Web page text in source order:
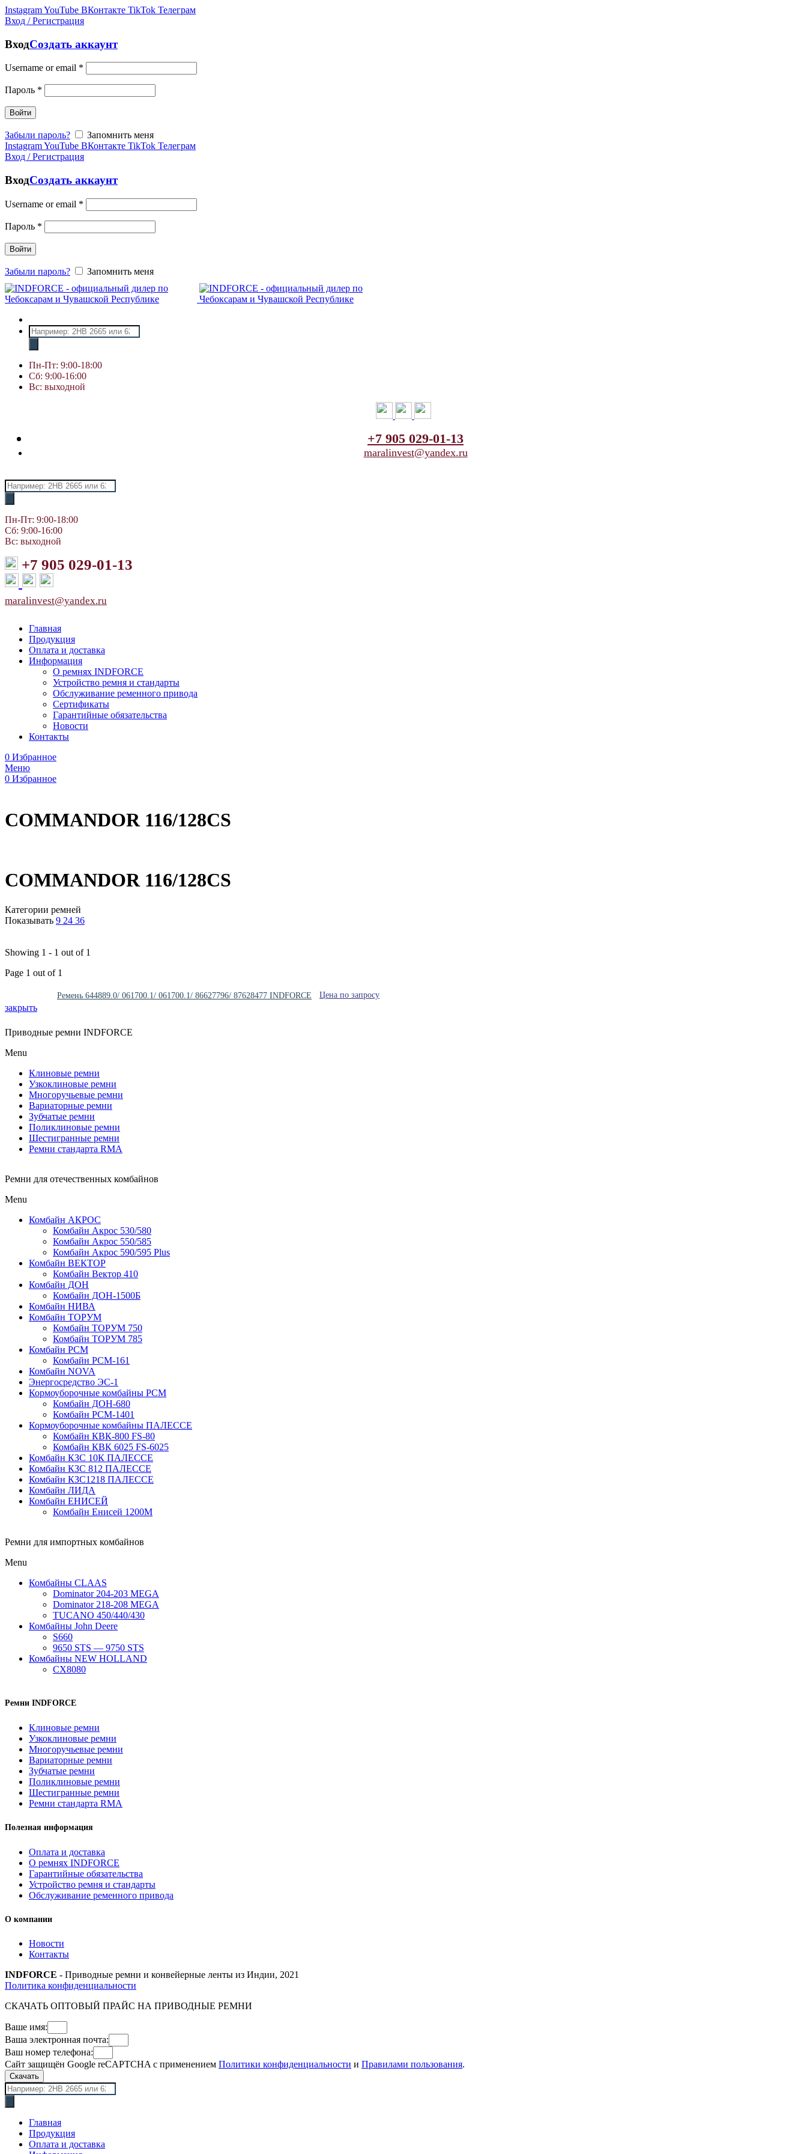
InstagramYouTube ВКонтакте TikTok Телеграм
Вход / Регистрация
ВходСоздать аккаунт
Username or email *
Пароль *
Войти
Забыли пароль?
Запомнить меня
InstagramYouTube ВКонтакте TikTok Телеграм
Вход / Регистрация
ВходСоздать аккаунт
Username or email *
Пароль *
Войти
Забыли пароль? Запомнить меня
Поиск
товаров
Пн-Пт: 9:00-18:00
Сб: 9:00-16:00
Вс: выходной
+7 905 029-01-13
maralinvest@yandex.ru
Поиск
товаров
Пн-Пт: 9:00-18:00
Сб: 9:00-16:00
Вс: выходной
+7 905 029-01-13
maralinvest@yandex.ru
Главная
Продукция
Оплата и доставка
Информация
О ремнях INDFORCE
Устройство ремня и стандарты
Обслуживание ременного привода
Сертификаты
Гарантийные обязательства
Новости
Контакты
0 Избранное
Меню
0 Избранное
COMMANDOR 116/128CS
COMMANDOR 116/128CS
Категории ремней
Показывать 9 24 36
Showing 1 - 1 out of 1
Page 1 out of 1
Ремень 644889.0/ 061700.1/ 061700.1/ 86627796/ 87628477 INDFORCE Цена по запросу
закрыть
Приводные ремни INDFORCE
Menu
Клиновые ремни
Узкоклиновые ремни
Многоручьевые ремни
Вариаторные ремни
Зубчатые ремни
Поликлиновые ремни
Шестигранные ремни
Ремни стандарта RMA
Ремни для отечественных комбайнов
Menu
Комбайн АКРОС
Комбайн Акрос 530/580
Комбайн Акрос 550/585
Комбайн Акрос 590/595 Plus
Комбайн ВЕКТОР
Комбайн Вектор 410
Комбайн ДОН
Комбайн ДОН-1500Б
Комбайн НИВА
Комбайн ТОРУМ
Комбайн ТОРУМ 750
Комбайн ТОРУМ 785
Комбайн РСМ
Комбайн РСМ-161
Комбайн NOVA
Энергосредство ЭС-1
Кормоуборочные комбайны РСМ
Комбайн ДОН-680
Комбайн РСМ-1401
Кормоуборочные комбайны ПАЛЕССЕ
Комбайн КВК-800 FS-80
Комбайн КВК 6025 FS-6025
Комбайн КЗС 10К ПАЛЕССЕ
Комбайн КЗС 812 ПАЛЕССЕ
Комбайн КЗС1218 ПАЛЕССЕ
Комбайн ЛИДА
Комбайн ЕНИСЕЙ
Комбайн Енисей 1200М
Ремни для импортных комбайнов
Menu
Комбайны CLAAS
Dominator 204-203 MEGA
Dominator 218-208 MEGA
TUCANO 450/440/430
Комбайны John Deere
S660
9650 STS — 9750 STS
Комбайны NEW HOLLAND
CX8080
Ремни INDFORCE
Клиновые ремни
Узкоклиновые ремни
Многоручьевые ремни
Вариаторные ремни
Зубчатые ремни
Поликлиновые ремни
Шестигранные ремни
Ремни стандарта RMA
Полезная информация
Оплата и доставка
О ремнях INDFORCE
Гарантийные обязательства
Устройство ремня и стандарты
Обслуживание ременного привода
О компании
Новости
Контакты
INDFORCE - Приводные ремни и конвейерные ленты из Индии, 2021
Политика конфиденциальности
СКАЧАТЬ ОПТОВЫЙ ПРАЙС НА ПРИВОДНЫЕ РЕМНИ
Ваше имя:
Ваша электронная почта:
Ваш номер телефона:
Сайт защищён Google reCAPTCHA с применением Политики конфиденциальности и Правилами пользования.
Скачать
Поиск
товаров
Главная
Продукция
Оплата и доставка